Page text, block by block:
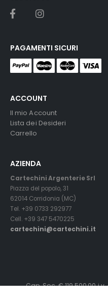
ACCOUNT
Il mio Account
Lista dei Desideri
Carrello
AZIENDA
Cartechini Argenterie Srl
Piazza del popolo, 31
62014 Corridonia (MC)
Tel. +39 0733 292977
Cell. +39 347 5470225
cartechini@cartechini.it
PAGAMENTI SICURI
Cap. Soc. € 119.500,00